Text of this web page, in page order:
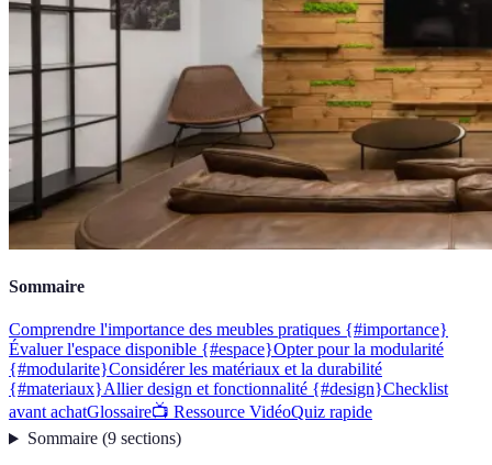
Sommaire
Comprendre l'importance des meubles pratiques {#importance}
Évaluer l'espace disponible {#espace}Opter pour la modularité
{#modularite}Considérer les matériaux et la durabilité
{#materiaux}Allier design et fonctionnalité {#design}Checklist
avant achatGlossaire📺 Ressource VidéoQuiz rapide
Sommaire(9 sections)